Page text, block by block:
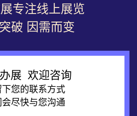
专注线上展览
破 因需而变
展 欢迎咨询
下您的联系方式
会尽快与您沟通